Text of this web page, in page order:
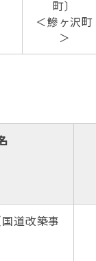
町〕
＜鰺ヶ沢町
＞
道改築事